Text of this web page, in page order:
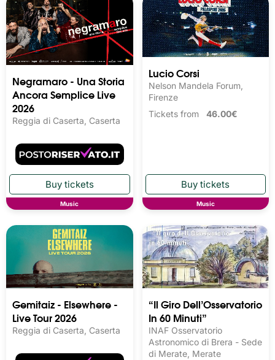
Negramaro - Una Storia
Ancora Semplice Live
2026
Reggia di Caserta, Caserta
Music
Lucio Corsi
Nelson Mandela Forum,
Firenze
Tickets from 46.00€
Music
Gemitaiz - Elsewhere -
Live Tour 2026
Reggia di Caserta, Caserta
“Il Giro Dell’Osservatorio
In 60 Minuti”
INAF Osservatorio
Astronomico di Brera - Sede
di Merate, Merate